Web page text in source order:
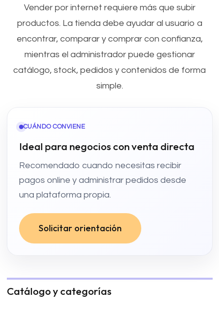
Vender por internet requiere más que subir
productos. La tienda debe ayudar al usuario a
encontrar, comparar y comprar con confianza,
mientras el administrador puede gestionar
catálogo, stock, pedidos y contenidos de forma
simple.
CUÁNDO CONVIENE
Ideal para negocios con venta directa
Recomendado cuando necesitas recibir
pagos online y administrar pedidos desde
una plataforma propia.
Solicitar orientación
Catálogo y categorías